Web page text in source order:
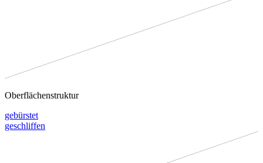
Oberflächenstruktur
gebürstet
geschliffen